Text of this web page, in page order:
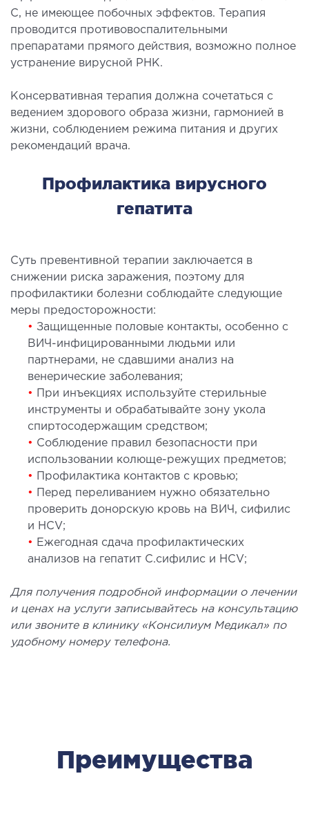
C, не имеющее побочных эффектов. Терапия
проводится противовоспалительными
препаратами прямого действия, возможно полное
устранение вирусной РНК.
Консервативная терапия должна сочетаться с
ведением здорового образа жизни, гармонией в
жизни, соблюдением режима питания и других
рекомендаций врача.
Профилактика вирусного
гепатита
Суть превентивной терапии заключается в
снижении риска заражения, поэтому для
профилактики болезни соблюдайте следующие
меры предосторожности:
• Защищенные половые контакты, особенно с
ВИЧ-инфицированными людьми или
партнерами, не сдавшими анализ на
венерические заболевания;
•
При инъекциях используйте стерильные
инструменты и обрабатывайте зону укола
спиртосодержащим средством;
• Соблюдение правил безопасности при
использовании колюще-режущих предметов;
•
Профилактика контактов с кровью;
•
Перед переливанием нужно обязательно
проверить донорскую кровь на ВИЧ, сифилис
и HCV;
• Ежегодная сдача профилактических
анализов на гепатит С.сифилис и HCV;
Для получения подробной информации о лечении
и ценах на услуги записывайтесь на консультацию
или звоните в клинику «Консилиум Медикал» по
удобному номеру телефона.
Преимущества